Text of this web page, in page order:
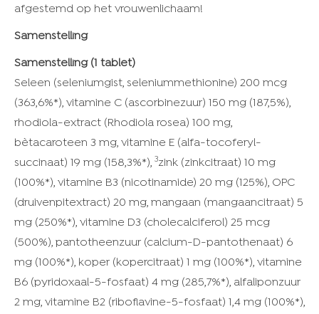
afgestemd op het vrouwenlichaam!
Samenstelling
Samenstelling (1 tablet)
Seleen (seleniumgist, seleniummethionine) 200 mcg
(363,6%*), vitamine C (ascorbinezuur) 150 mg (187,5%),
rhodiola-extract (Rhodiola rosea) 100 mg,
bètacaroteen 3 mg, vitamine E (alfa-tocoferyl-
succinaat) 19 mg (158,3%*), 3zink (zinkcitraat) 10 mg
(100%*), vitamine B3 (nicotinamide) 20 mg (125%), OPC
(druivenpitextract) 20 mg, mangaan (mangaancitraat) 5
mg (250%*), vitamine D3 (cholecalciferol) 25 mcg
(500%), pantotheenzuur (calcium-D-pantothenaat) 6
mg (100%*), koper (kopercitraat) 1 mg (100%*), vitamine
B6 (pyridoxaal-5-fosfaat) 4 mg (285,7%*), alfaliponzuur
2 mg, vitamine B2 (riboflavine-5-fosfaat) 1,4 mg (100%*),